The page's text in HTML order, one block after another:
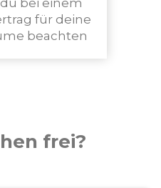
für deine
beachten
frei?